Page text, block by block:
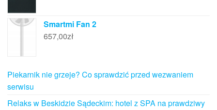
Smartmi Fan 2
657,00zł
Piekarnik nie grzeje? Co sprawdzić przed wezwaniem
serwisu
Relaks w Beskidzie Sądeckim: hotel z SPA na prawdziwy